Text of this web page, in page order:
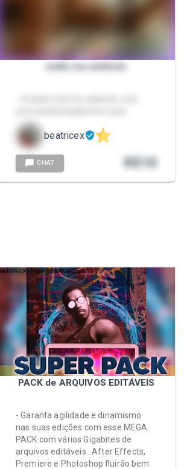
(edit) me exibindo
beatricex
CHAT R$10
PACK de ARQUIVOS EDITÁVEIS
- Garanta agilidade e dinamismo
nas suas edições com esse MEGA
PACK com vários Gigabites de
arquivos editáveis . After Effects,
Premiere e Photoshop fluirão bem